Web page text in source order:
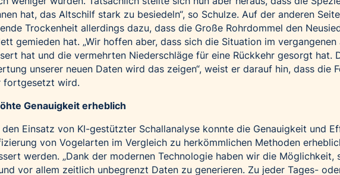
hat, das Altschilf stark zu besiedeln“, so Schulze. Auf der anderen
Trockenheit allerdings dazu, dass die Große Rohrdommel den
gemieden hat. „Wir hoffen aber, dass sich die Situation im
hat und die vermehrten Niederschläge für eine Rückkehr gesorgt hat.
unserer neuen Daten wird das zeigen“, weist er darauf hin, dass die
fortgesetzt wird.
Genauigkeit erheblich
den Einsatz von KI-gestützter Schallanalyse konnte die Genauigkeit und
von Vogelarten im Vergleich zu herkömmlichen Methoden
werden. „Dank der modernen Technologie haben wir die Möglichkeit,
vor allem zeitlich unbegrenzt Daten zu generieren. Zu jeder Tages-